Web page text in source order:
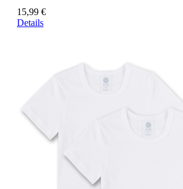
15,99 €
Details